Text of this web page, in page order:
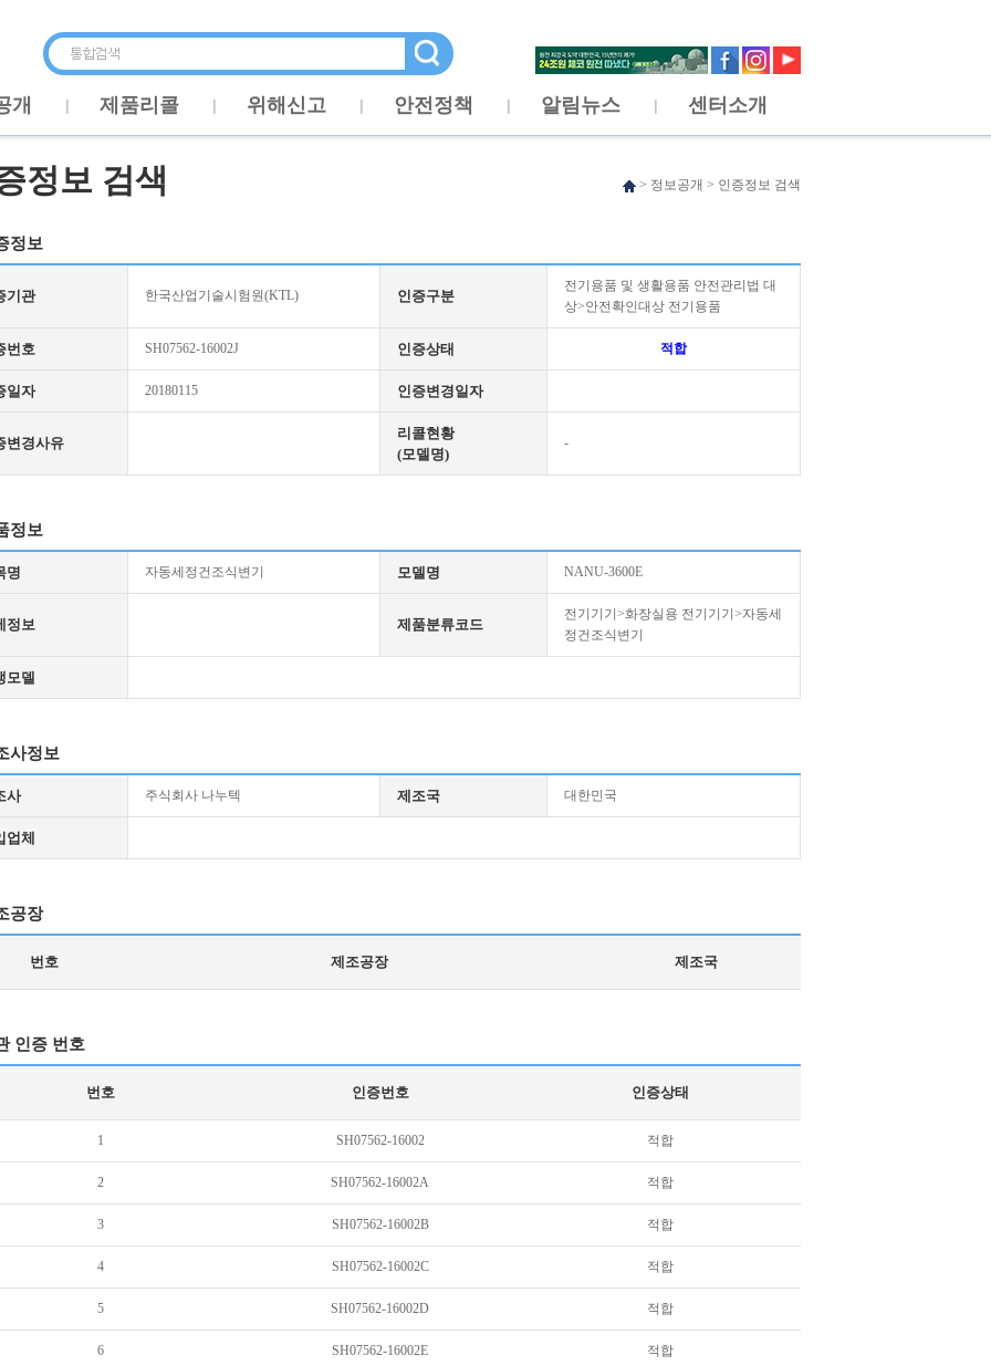
개 제품리콜 위해신고 안전정책 알림뉴스 센터소개
정보 검색 > 정보공개 > 인증정보 검색
정보
기관 한국산업기술시험원(KTL) 인증구분
전기용품 및 생활용품 안전관리법 대
상>안전확인대상 전기용품
번호 SH07562-16002J 인증상태 적합
일자 20180115 인증변경일자
변경사유
리콜현황
(모델명)
-
정보
명 자동세정건조식변기 모델명 NANU-3600E
정보 제품분류코드
전기기기>화장실용 전기기기>자동세
정건조식변기
모델
사정보
사 주식회사 나누텍 제조국 대한민국
업체
공장
번호 제조공장 제조국
인증 번호
번호 인증번호 인증상태
1 SH07562-16002 적합
2 SH07562-16002A 적합
3 SH07562-16002B 적합
4 SH07562-16002C 적합
5 SH07562-16002D 적합
6 SH07562-16002E 적합